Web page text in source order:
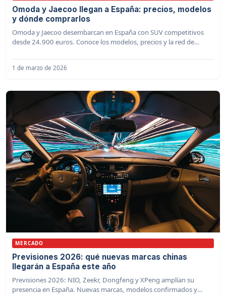
Omoda y Jaecoo llegan a España: precios, modelos
y dónde comprarlos
Omoda y Jaecoo desembarcan en España con SUV competitivos
desde 24.900 euros. Conoce los modelos, precios y la red de
1 de marzo de 2026
MERCADO
Previsiones 2026: qué nuevas marcas chinas
llegarán a España este año
Previsiones 2026: NIO, Zeekr, Dongfeng y XPeng amplían su
presencia en España. Nuevas marcas, modelos confirmados y